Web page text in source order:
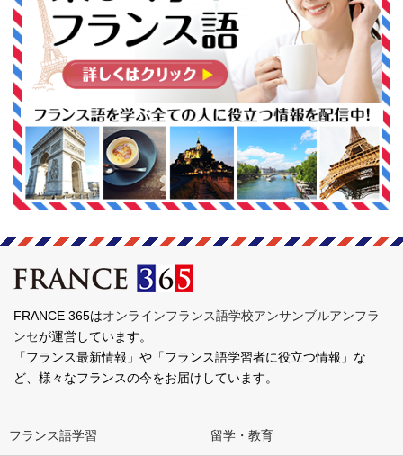
FRANCE 365はオンラインフランス語学校アンサンブルアンフラ
ンセが運営しています。
「フランス最新情報」や「フランス語学習者に役立つ情報」な
ど、様々なフランスの今をお届けしています。
フランス語学習 留学・教育